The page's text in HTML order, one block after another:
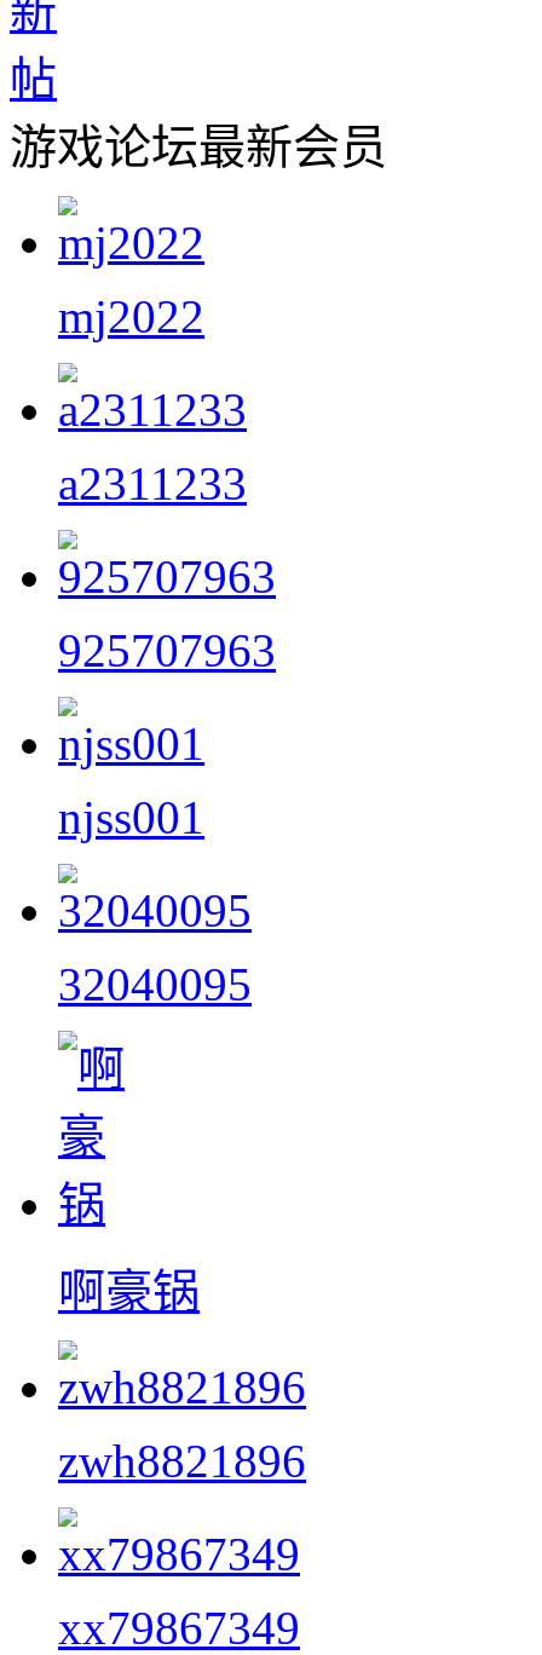
游戏论坛最新会员
mj2022
a2311233
925707963
njss001
32040095
啊豪锅
zwh8821896
xx79867349